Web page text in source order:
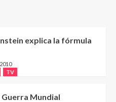
explica la fórmula
TV
Mundial